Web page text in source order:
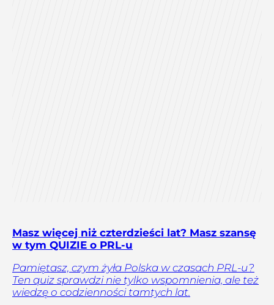
Masz więcej niż czterdzieści lat? Masz szansę
w tym QUIZIE o PRL-u
Pamiętasz, czym żyła Polska w czasach PRL-u?
Ten quiz sprawdzi nie tylko wspomnienia, ale też
wiedzę o codzienności tamtych lat.